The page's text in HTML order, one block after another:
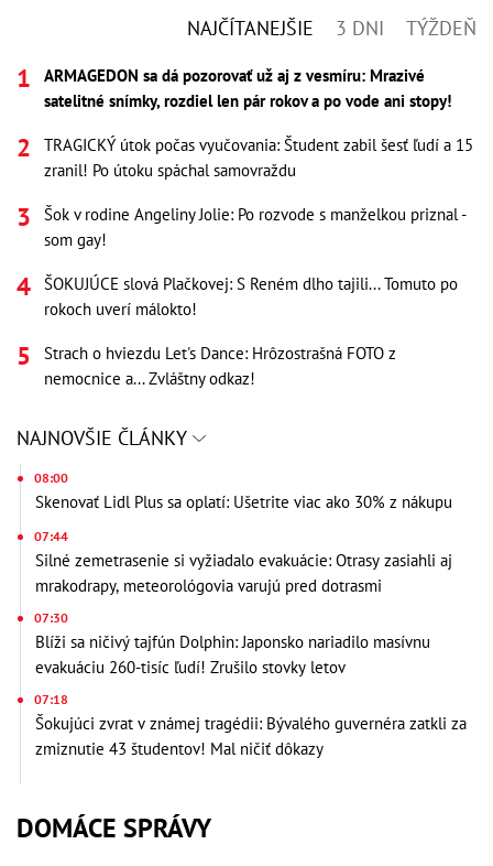
NAJČÍTANEJŠIE 3 DNI TÝŽDEŇ
ARMAGEDON sa dá pozorovať už aj z vesmíru: Mrazivé
satelitné snímky, rozdiel len pár rokov a po vode ani stopy!
TRAGICKÝ útok počas vyučovania: Študent zabil šesť ľudí a 15
zranil! Po útoku spáchal samovraždu
Šok v rodine Angeliny Jolie: Po rozvode s manželkou priznal -
som gay!
ŠOKUJÚCE slová Plačkovej: S Reném dlho tajili... Tomuto po
rokoch uverí málokto!
Strach o hviezdu Let's Dance: Hrôzostrašná FOTO z
nemocnice a... Zvláštny odkaz!
NAJNOVŠIE ČLÁNKY
08:00
Skenovať Lidl Plus sa oplatí: Ušetrite viac ako 30% z nákupu
07:44
Silné zemetrasenie si vyžiadalo evakuácie: Otrasy zasiahli aj
mrakodrapy, meteorológovia varujú pred dotrasmi
07:30
Blíži sa ničivý tajfún Dolphin: Japonsko nariadilo masívnu
evakuáciu 260-tisíc ľudí! Zrušilo stovky letov
07:18
Šokujúci zvrat v známej tragédii: Bývalého guvernéra zatkli za
zmiznutie 43 študentov! Mal ničiť dôkazy
DOMÁCE SPRÁVY